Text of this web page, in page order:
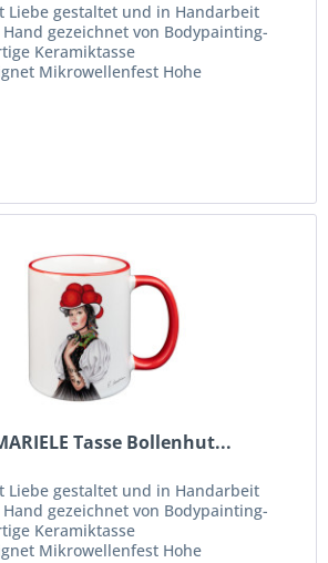
Liebe gestaltet und in Handarbeit
gezeichnet von Bodypainting-
Keramiktasse
Mikrowellenfest Hohe
Tasse Bollenhut...
Liebe gestaltet und in Handarbeit
gezeichnet von Bodypainting-
Keramiktasse
Mikrowellenfest Hohe